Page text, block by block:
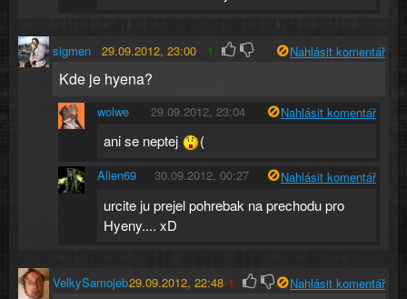
sigmen 29.09.2012, 23:00 1 Nahlásit komentář
Kde je hyena?
wolwe 29.09.2012, 23:04 Nahlásit komentář
ani se neptej (
Alien69 30.09.2012, 00:27 Nahlásit komentář
urcite ju prejel pohrebak na prechodu pro
Hyeny.... xD
VelkySamojeb29.09.2012, 22:48-1 Nahlásit komentář